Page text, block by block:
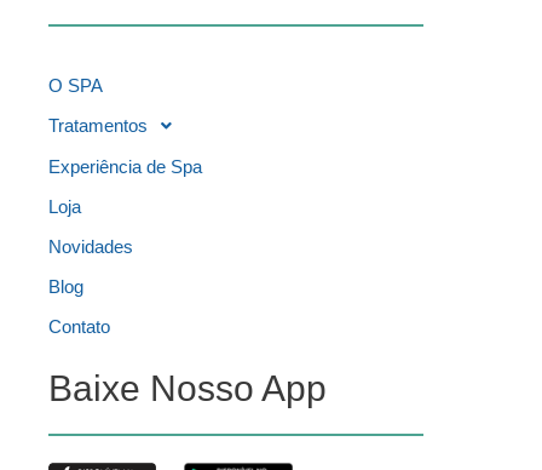
O SPA
Tratamentos
Experiência de Spa
Loja
Novidades
Blog
Contato
Baixe Nosso App